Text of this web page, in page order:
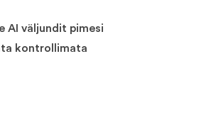
AI väljundit pimesi
kontrollimata